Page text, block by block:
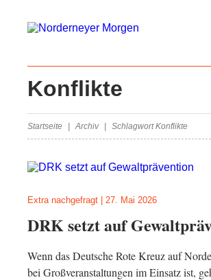
Konflikte
Startseite Archiv Schlagwort Konflikte
Extra nachgefragt 27. Mai 2026
DRK setzt auf
Wenn das Deutsche Rote Kreuz auf
bei Großveranstaltungen im Einsatz ist,